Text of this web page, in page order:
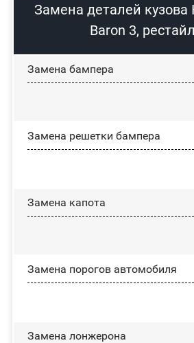
Замена деталей кузова
Baron 3,
Замена бампера
Замена решетки бампера
Замена капота
Замена порогов автомобиля
Замена лонжерона